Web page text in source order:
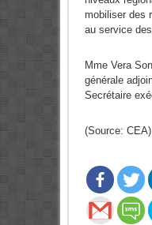
mobiliser des
au service
Mme Vera
générale
Secrétaire
(Source: CEA)